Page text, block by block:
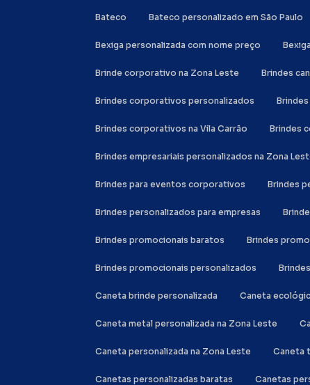
Bateco Bateco personalizado em São Paulo
Bexiga personalizada com nome preço
Brinde corporativo na Zona Leste Brindes
Brindes corporativos personalizados
Brindes corporativos na Vila Carrão Brindes
Brindes empresariais personalizados na Zona
Brindes para eventos corporativos Brindes
Brindes personalizados para empresas
Brindes promocionais baratos Brindes
Brindes promocionais personalizados
Caneta brinde personalizada Caneta
Caneta metal personalizada na Zona Leste
Caneta personalizada na Zona Leste
Canetas personalizadas baratas Canetas